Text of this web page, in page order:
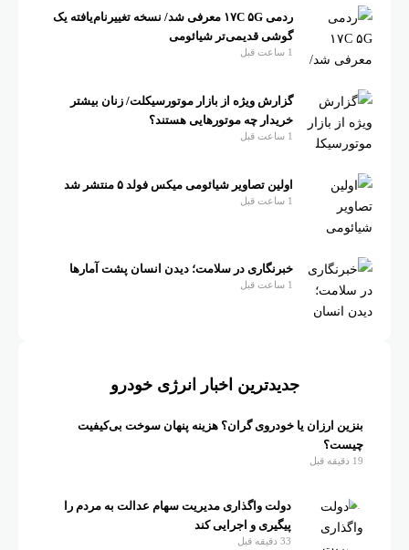
ردمی ۱۷C ۵G معرفی شد/ نسخه تغییرنام‌یافته یک
گوشی قدیمی‌تر شیائومی
گزارش ویژه از بازار موتورسیکلت/ زنان بیشتر
خریدار چه موتورهایی هستند؟
اولین تصاویر شیائومی میکس فولد ۵ منتشر شد
خبرنگاری در سلامت؛ دیدن انسان پشت آمارها
جدیدترین اخبار انرژی خودرو
بنزین ارزان یا خودروی گران؟ هزینه پنهان سوخت بی‌کیفیت
چیست؟
دولت واگذاری مدیریت سهام عدالت به مردم را
پیگیری و اجرایی کند